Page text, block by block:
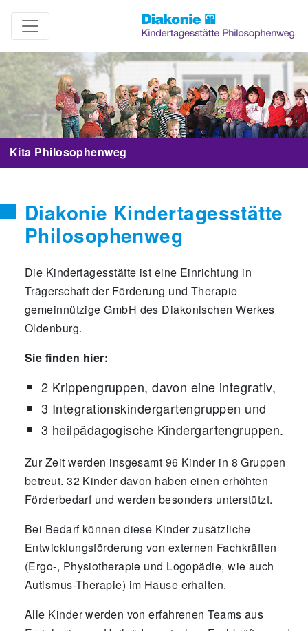
Kita Philosophenweg
Diakonie Kindertagesstätte
Philosophenweg
Die Kindertagesstätte ist eine Einrichtung in
Trägerschaft der Förderung und Therapie
gemeinnützige GmbH des Diakonischen Werkes
Oldenburg.
Sie finden hier:
2 Krippengruppen, davon eine integrativ,
3 Integrationskindergartengruppen und
3 heilpädagogische Kindergartengruppen.
Zur Zeit werden insgesamt 96 Kinder in 8 Gruppen
betreut. 32 Kinder davon haben einen erhöhten
Förderbedarf und werden besonders unterstützt.
Bei Bedarf können diese Kinder zusätzliche
Entwicklungsförderung von externen Fachkräften
(Ergo-, Physiotherapie und Logopädie, wie auch
Autismus-Therapie) im Hause erhalten.
Alle Kinder werden von erfahrenen Teams aus